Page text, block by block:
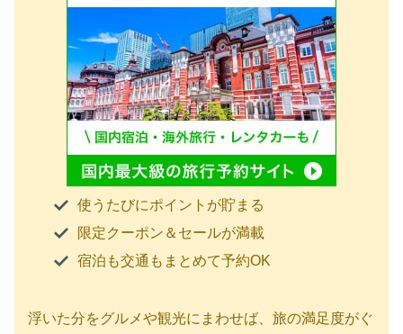
使うたびにポイントが貯まる
限定クーポン＆セールが満載
宿泊も交通もまとめて予約OK
浮いた分をグルメや観光にまわせば、旅の満足度がぐ